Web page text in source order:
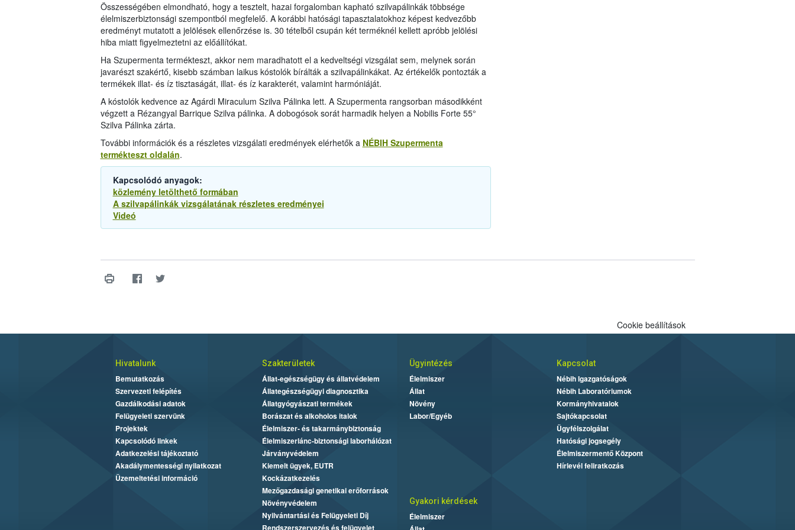
Összességében elmondható, hogy a tesztelt, hazai forgalomban kapható szilvapálinkák többsége
élelmiszerbiztonsági szempontból megfelelő. A korábbi hatósági tapasztalatokhoz képest kedvezőbb
eredményt mutatott a jelölések ellenőrzése is. 30 tételből csupán két terméknél kellett apróbb jelölési
hiba miatt figyelmeztetni az előállítókat.
Ha Szupermenta termékteszt, akkor nem maradhatott el a kedveltségi vizsgálat sem, melynek során
javarészt szakértő, kisebb számban laikus kóstolók bírálták a szilvapálinkákat. Az értékelők pontozták a
termékek illat- és íz tisztaságát, illat- és íz karakterét, valamint harmóniáját.
A kóstolók kedvence az Agárdi Miraculum Szilva Pálinka lett. A Szupermenta rangsorban másodikként
végzett a Rézangyal Barrique Szilva pálinka. A dobogósok sorát harmadik helyen a Nobilis Forte 55°
Szilva Pálinka zárta.
További információk és a részletes vizsgálati eredmények elérhetők a NÉBIH Szupermenta
termékteszt oldalán.
Kapcsolódó anyagok:
közlemény letölthető formában
A szilvapálinkák vizsgálatának részletes eredményei
Videó
Cookie beállítások
Hivatalunk
Bemutatkozás
Szervezeti felépítés
Gazdálkodási adatok
Felügyeleti szervünk
Projektek
Kapcsolódó linkek
Adatkezelési tájékoztató
Akadálymentességi nyilatkozat
Üzemeltetési információ
Szakterületek
Állat-egészségügy és állatvédelem
Állategészségügyi diagnosztika
Állatgyógyászati termékek
Borászat és alkoholos italok
Élelmiszer- és takarmánybiztonság
Élelmiszerlánc-biztonsági laborhálózat
Járványvédelem
Kiemelt ügyek, EUTR
Kockázatkezelés
Mezőgazdasági genetikai erőforrások
Növényvédelem
Nyilvántartási és Felügyeleti Díj
Rendszerszervezés és felügyelet
Ügyintézés
Élelmiszer
Állat
Növény
Labor/Egyéb
Kapcsolat
Nébih Igazgatóságok
Nébih Laboratóriumok
Kormányhivatalok
Sajtókapcsolat
Ügyfélszolgálat
Hatósági jogsegély
Élelmiszermentő Központ
Hírlevél feliratkozás
Gyakori kérdések
Élelmiszer